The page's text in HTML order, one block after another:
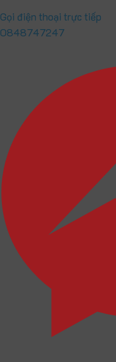
Gọi điện thoại trực tiếp
0848747247